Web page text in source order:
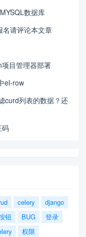
数据库
名请评论本文章
目管理器部署
el-row
curd列表的数据？还
码
celery
django
钮 BUG
登录
权限